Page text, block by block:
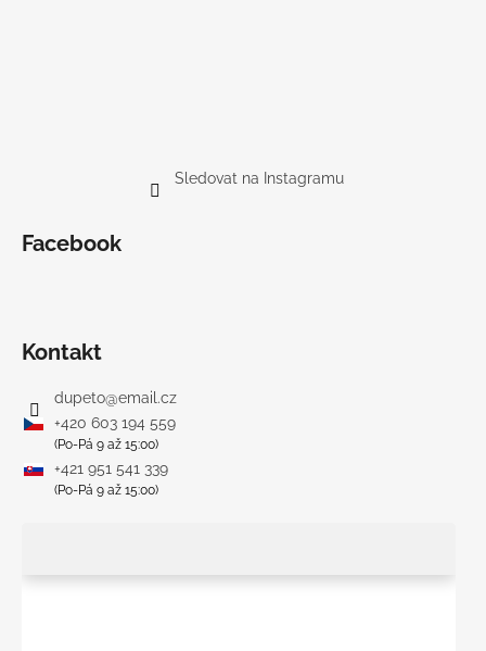
Sledovat na Instagramu
Facebook
Kontakt
dupeto@email.cz
+420 603 194 559
(Po-Pá 9 až 15:00)
+421 951 541 339
(Po-Pá 9 až 15:00)